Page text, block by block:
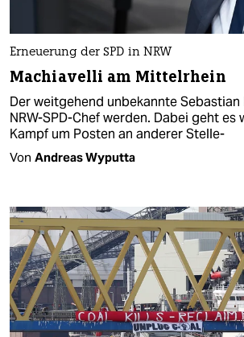
Erneuerung der SPD in NRW
Machiavelli am Mittelrhein
Der weitgehend unbekannte
NRW-SPD-Chef werden. Dabei geht es
Kampf um Posten an anderer Stelle-
Von Andreas Wyputta